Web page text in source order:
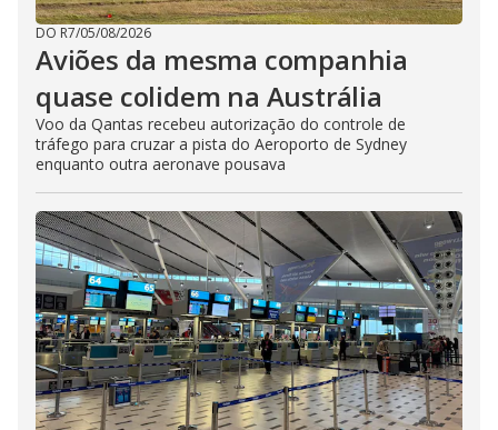
DO R7/05/08/2026
Aviões da mesma companhia
quase colidem na Austrália
Voo da Qantas recebeu autorização do controle de
tráfego para cruzar a pista do Aeroporto de Sydney
enquanto outra aeronave pousava